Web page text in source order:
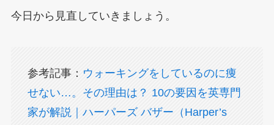
今日から見直していきましょう。
参考記事： ウォーキングをしているのに痩
せない…。その理由は？ 10の要因を英専門
家が解説｜ハーパーズ バザー（Harper’s